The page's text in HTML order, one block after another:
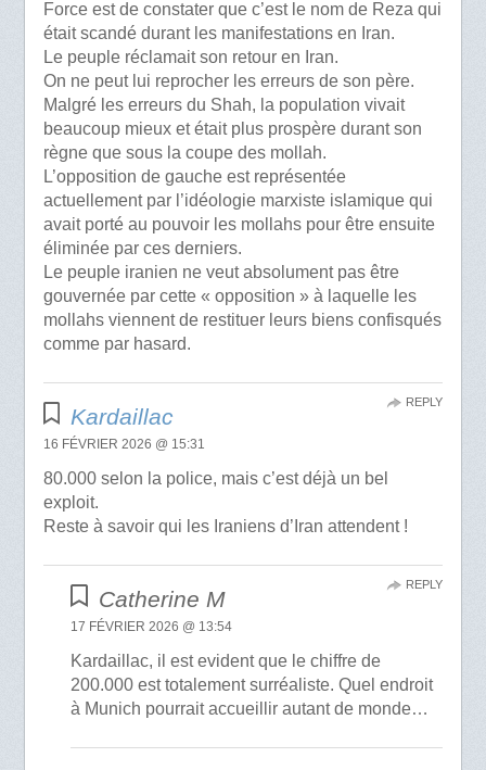
Force est de constater que c’est le nom de Reza qui
était scandé durant les manifestations en Iran.
Le peuple réclamait son retour en Iran.
On ne peut lui reprocher les erreurs de son père.
Malgré les erreurs du Shah, la population vivait
beaucoup mieux et était plus prospère durant son
règne que sous la coupe des mollah.
L’opposition de gauche est représentée
actuellement par l’idéologie marxiste islamique qui
avait porté au pouvoir les mollahs pour être ensuite
éliminée par ces derniers.
Le peuple iranien ne veut absolument pas être
gouvernée par cette « opposition » à laquelle les
mollahs viennent de restituer leurs biens confisqués
comme par hasard.
Kardaillac
16 FÉVRIER 2026 @ 15:31
80.000 selon la police, mais c’est déjà un bel
exploit.
Reste à savoir qui les Iraniens d’Iran attendent !
REPLY
Catherine M
17 FÉVRIER 2026 @ 13:54
Kardaillac, il est evident que le chiffre de
200.000 est totalement surréaliste. Quel endroit
à Munich pourrait accueillir autant de monde…
REPLY